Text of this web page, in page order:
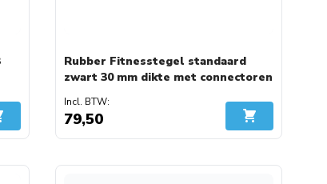
Winkelwagen
Rubber Fitnesstegel standaard
zwart 30 mm dikte met connectoren
79,50 In